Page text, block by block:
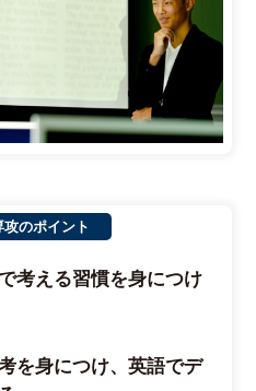
のポイント
考える習慣を身につけ
を身につけ、英語でデ